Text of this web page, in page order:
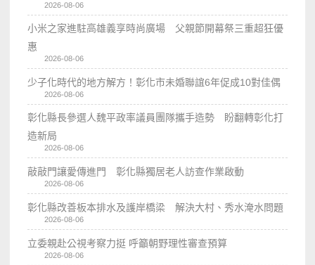
2026-08-06
小米之家進駐高雄義享時尚廣場 父親節開幕祭三重超狂優
惠
2026-08-06
少子化時代的地方解方！彰化市未婚聯誼6年促成10對佳偶
2026-08-06
彰化縣長參選人魏平政率議員團隊攜手造勢 盼翻轉彰化打
造新局
2026-08-06
敲敲門讓愛傳進門 彰化縣獨居老人訪查作業啟動
2026-08-06
彰化縣改善板本排水及護岸橋梁 解決大村、秀水淹水問題
2026-08-06
立委親赴公視考察力挺 呼籲朝野理性審查預算
2026-08-06